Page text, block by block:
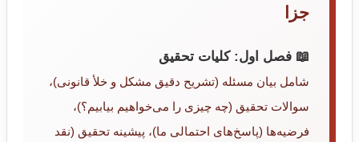
جزا
📖 فصل اول: کلیات تحقیق
شامل بیان مسئله (تشریح دقیق مشکل و خلأ قانونی)،
سوالات تحقیق (چه چیزی را می‌خواهیم بیابیم؟)،
فرضیه‌ها (پاسخ‌های احتمالی ما)، پیشینه تحقیق (نقد